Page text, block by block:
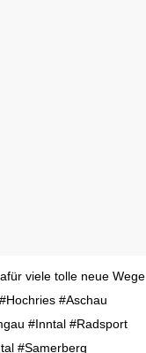
viele tolle neue Wege
#Aschau
#Inntal #Radsport
#Samerberg